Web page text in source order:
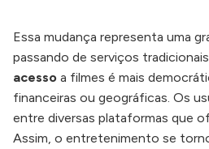
Essa mudança representa uma
passando de serviços
acesso a filmes é mais
financeiras ou geográficas. Os
entre diversas plataformas que
Assim, o entretenimento se